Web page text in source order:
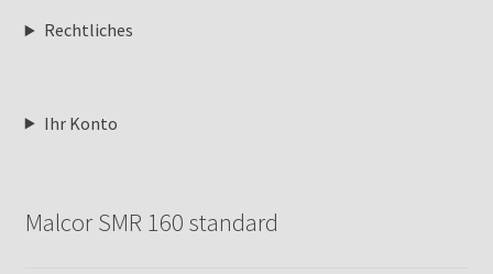
Rechtliches
Ihr Konto
Malcor SMR 160 standard